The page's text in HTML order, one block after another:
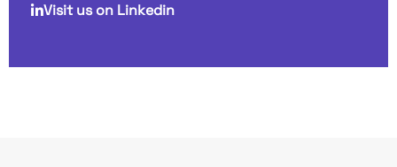
Visit us on Linkedin